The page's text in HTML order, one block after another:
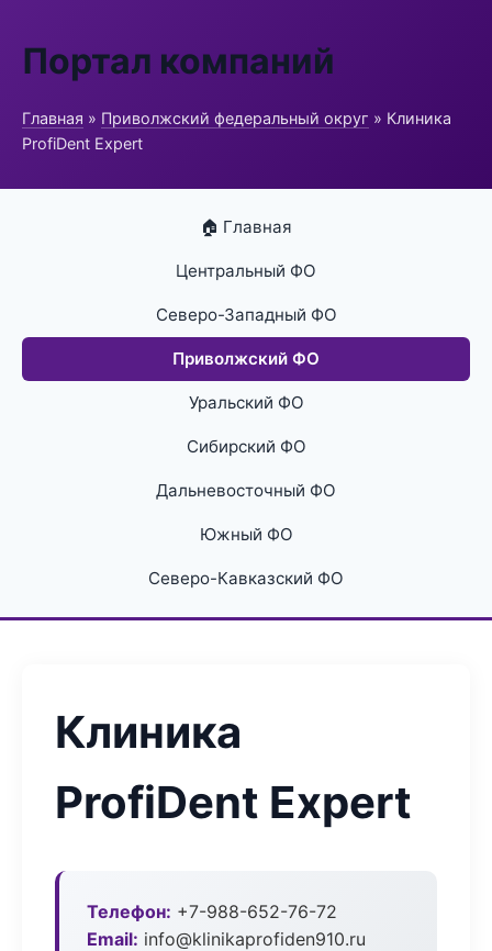
Портал компаний
Главная » Приволжский федеральный округ » Клиника
ProfiDent Expert
🏠 Главная
Центральный ФО
Северо-Западный ФО
Приволжский ФО
Уральский ФО
Сибирский ФО
Дальневосточный ФО
Южный ФО
Северо-Кавказский ФО
Клиника
ProfiDent Expert
Телефон: +7-988-652-76-72
Email: info@klinikaprofiden910.ru